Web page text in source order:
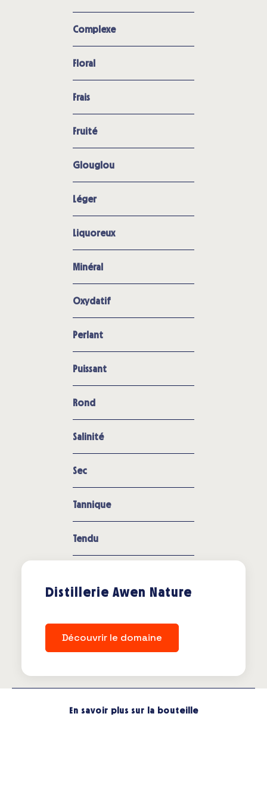
Complexe
Floral
Frais
Fruité
Glouglou
Léger
Liquoreux
Minéral
Oxydatif
Perlant
Puissant
Rond
Salinité
Sec
Tannique
Tendu
Distillerie Awen Nature
Découvrir le domaine
En savoir plus sur la bouteille